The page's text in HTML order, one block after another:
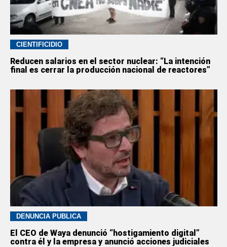
CIENTIFICIDIO
Reducen salarios en el sector nuclear: “La intención
final es cerrar la producción nacional de reactores”
DENUNCIA PÚBLICA
El CEO de Waya denunció “hostigamiento digital”
contra él y la empresa y anunció acciones judiciales